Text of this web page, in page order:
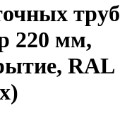
труб
220 мм,
RAL